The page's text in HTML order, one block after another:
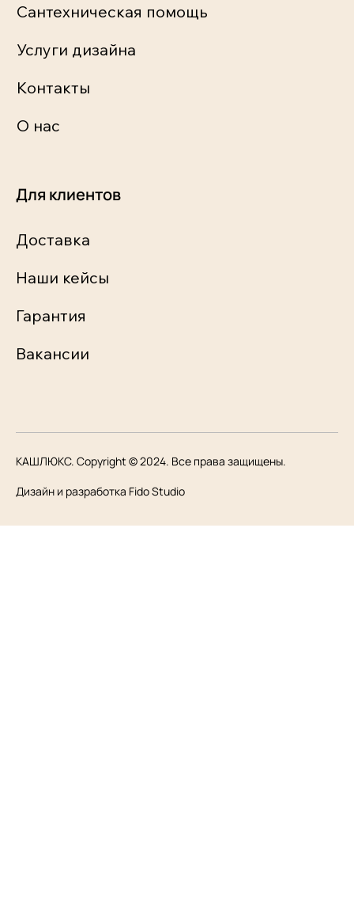
Сантехническая помощь
Услуги дизайна
Контакты
О нас
Для клиентов
Доставка
Наши кейсы
Гарантия
Вакансии
КАШЛЮКС. Copyright © 2024. Все права защищены.
Дизайн и разработка Fido Studio